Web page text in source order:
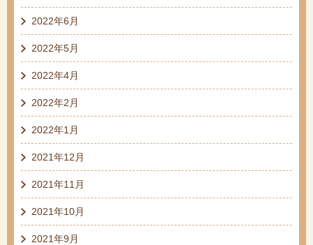
2022年6月
2022年5月
2022年4月
2022年2月
2022年1月
2021年12月
2021年11月
2021年10月
2021年9月